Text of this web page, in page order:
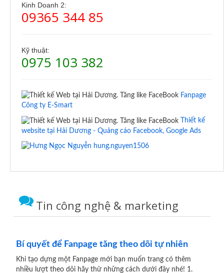
Kinh Doanh 2:
09365 344 85
Kỹ thuật:
0975 103 382
Fanpage
Công ty E-Smart
Thiết kế
website tại Hải Dương - Quảng cáo Facebook, Google Ads
hung.nguyen1506
Tin công nghệ & marketing
Bí quyết để Fanpage tăng theo dõi tự nhiên
Khi tạo dựng một Fanpage mới bạn muốn trang có thêm
nhiều lượt theo dõi hãy thử những cách dưới đây nhé! 1.